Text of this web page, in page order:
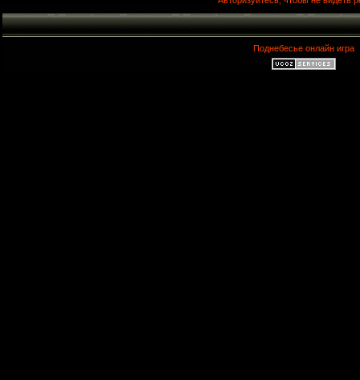
Поднебесье онлайн игра